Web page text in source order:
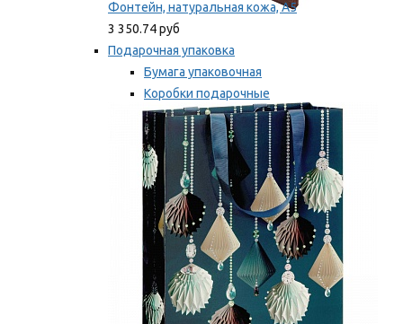
Фонтейн, натуральная кожа, А5
3 350.74 руб
Подарочная упаковка
Бумага упаковочная
Коробки подарочные
Ленты, бобины
Мы рекомендуем